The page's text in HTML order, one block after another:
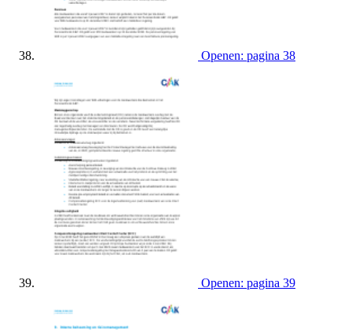
Openen: pagina 38
Openen: pagina 39